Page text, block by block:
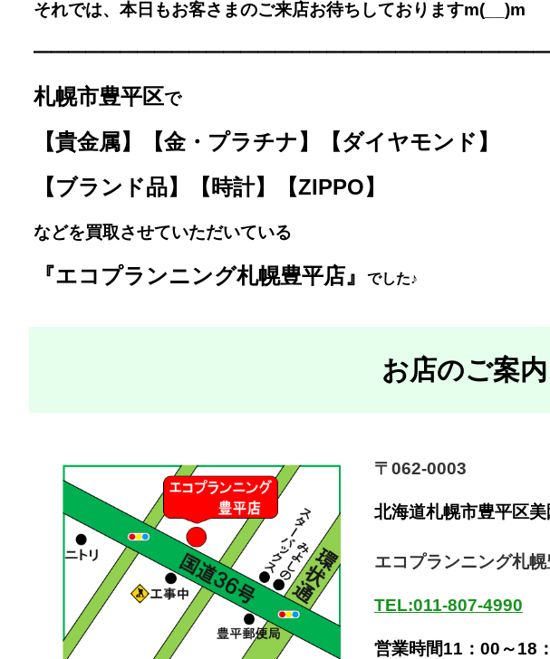
それでは、本日もお客さまのご来店お待ちしておりますm(__)m
━━━━━━━━━━━━━
札幌市豊平区で
【貴金属】【金・プラチナ】【ダイヤモンド】
【ブランド品】【時計】【ZIPPO】
などを買取させていただいている
『エコプランニング札幌豊平店』 でした♪
お店のご案内
〒062-0003
北海道札幌市豊平区美
エコプランニング札
TEL:011-807-4990
営業時間11：00～18